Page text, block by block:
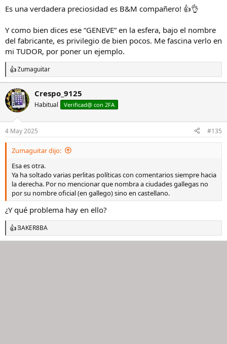
Es una verdadera preciosidad es B&M compañero! 👍👌
Y como bien dices ese “GENEVE” en la esfera, bajo el nombre
del fabricante, es privilegio de bien pocos. Me fascina verlo en
mi TUDOR, por poner un ejemplo.
R
e
a
c
c
o
n
e
Zumaguitar
Crespo_9125
Habitual Verificad@ con 2FA
4 May 2025 #135
Zumaguitar dijo:
Esa es otra.
Ya ha soltado varias perlitas políticas con comentarios siempre hacia
la derecha. Por no mencionar que nombra a ciudades gallegas no
por su nombre oficial (en gallego) sino en castellano.
¿Y qué problema hay en ello?
R
e
BAKER8BA